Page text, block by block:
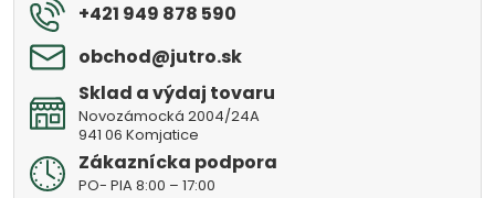
+421 949 878 590
obchod​@jutro​.sk
Sklad a výdaj tovaru
Novozámocká 2004/24A
941 06 Komjatice
Zákaznícka podpora
PO- PIA 8:00 – 17:00